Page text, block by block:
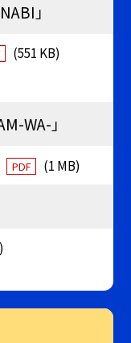
」
(551 KB)
WA-」
PDF (1 MB)